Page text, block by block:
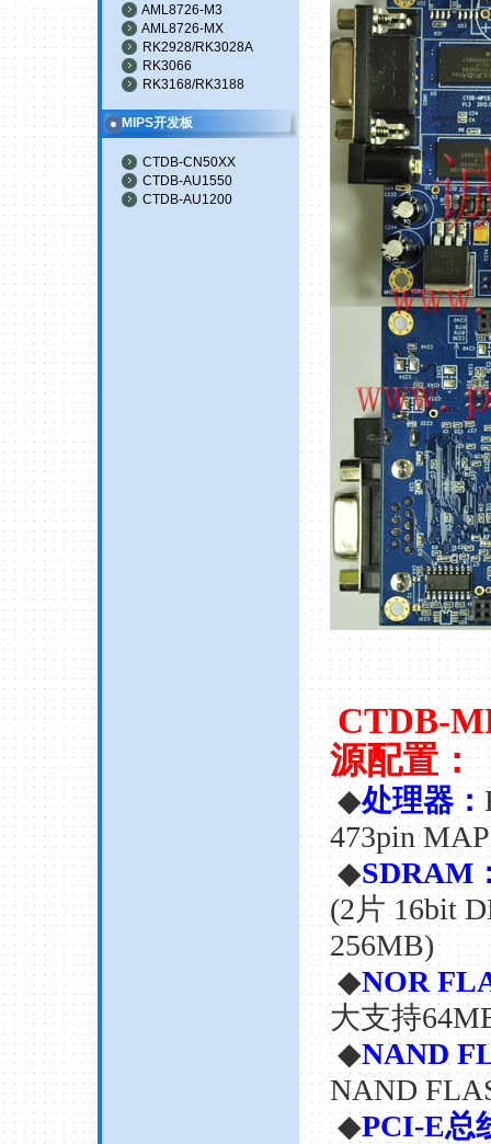
AML8726-M3
AML8726-MX
RK2928/RK3028A
RK3066
RK3168/RK3188
MIPS开发板
CTDB-CN50XX
CTDB-AU1550
CTDB-AU1200
CTDB-
源配置：
◆处理器：
473pin
◆SDRAM
(2片16bit
256MB)
◆NOR
大支持
◆NAND
NAND
◆PCI-E总